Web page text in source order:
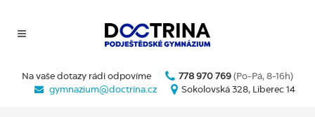
Na vaše dotazy rádi odpovíme 778 970 769 (Po-Pá, 8-16h)
gymnazium@doctrina.cz
Sokolovská 328, Liberec 14